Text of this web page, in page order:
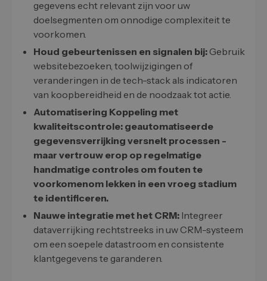
gegevens echt relevant zijn voor uw
doelsegmenten om onnodige complexiteit te
voorkomen.
Houd gebeurtenissen en signalen bij: Gebruik
websitebezoeken, toolwijzigingen of
veranderingen in de tech-stack als indicatoren
van koopbereidheid en de noodzaak tot actie.
Automatisering Koppeling met
kwaliteitscontrole: geautomatiseerde
gegevensverrijking versnelt processen -
maar vertrouw erop op regelmatige
handmatige controles om fouten te
voorkomenom lekken in een vroeg stadium
te identificeren.
Nauwe integratie met het CRM: Integreer
dataverrijking rechtstreeks in uw CRM-systeem
om een soepele datastroom en consistente
klantgegevens te garanderen.